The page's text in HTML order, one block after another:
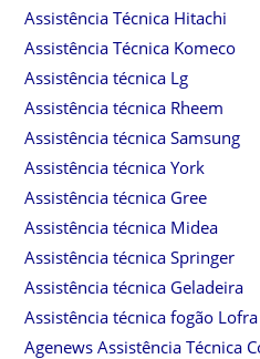
Assistência Técnica Hitachi
Assistência Técnica Komeco
Assistência técnica Lg
Assistência técnica Rheem
Assistência técnica Samsung
Assistência técnica York
Assistência técnica Gree
Assistência técnica Midea
Assistência técnica Springer
Assistência técnica Geladeira
Assistência técnica fogão Lofra
Agenews Assistência Técnica